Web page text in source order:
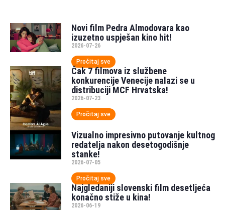
Novi film Pedra Almodovara kao
izuzetno uspješan kino hit!
2026-07-26
Pročitaj sve
Čak 7 filmova iz službene
konkurencije Venecije nalazi se u
distribuciji MCF Hrvatska!
2026-07-23
Pročitaj sve
Vizualno impresivno putovanje kultnog
redatelja nakon desetogodišnje
stanke!
2026-07-05
Pročitaj sve
Najgledaniji slovenski film desetljeća
konačno stiže u kina!
2026-06-19